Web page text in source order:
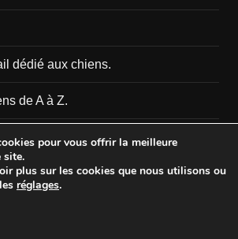
dédié aux chiens.
de A à Z.
All rights reserved.
pour vous offrir la meilleure
site.
plus sur les cookies que nous utilisons ou
réglages.